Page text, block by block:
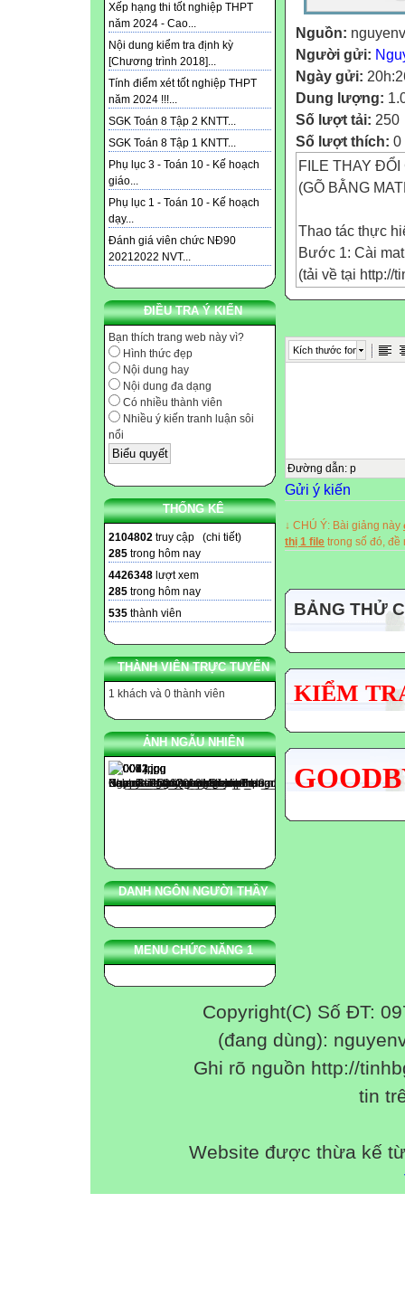
Xếp hạng thi tốt nghiệp THPT
năm 2024 - Cao...
Nội dung kiểm tra định kỳ
[Chương trình 2018]...
Tính điểm xét tốt nghiệp THPT
năm 2024 !!!...
SGK Toán 8 Tập 2 KNTT...
SGK Toán 8 Tập 1 KNTT...
Phụ lục 3 - Toán 10 - Kế hoạch
giáo...
Phụ lục 1 - Toán 10 - Kế hoạch
dạy...
Đánh giá viên chức NĐ90
20212022 NVT...
ĐIỀU TRA Ý KIẾN
Bạn thích trang web này vì?
Hình thức đẹp
Nội dung hay
Nội dung đa dạng
Có nhiều thành viên
Nhiều ý kiến tranh luận sôi
nổi
THỐNG KÊ
2104802 truy cập (chi tiết)
285 trong hôm nay
4426348 lượt xem
285 trong hôm nay
535 thành viên
THÀNH VIÊN TRỰC TUYẾN
1 khách và 0 thành viên
ẢNH NGẪU NHIÊN
DANH NGÔN NGƯỜI THẦY
MENU CHỨC NĂNG 1
Nguồn:
Người gửi:
Ngày gửi:
Dung lượng:
Số lượt tải: 250
Số lượt thích: 0
FILE THAY
(GÕ BẰNG
Thao tác thực
Bước 1: Cài
(tải về tại http://
Bước 2: Giải
Bước 3: Mở file
đổi.
phút và xem kết
Mọi chi tiết xin




----- The end -----
Kích thước font
Đường dẫn: p
Gửi ý kiến
↓ CHÚ Ý: Bài giảng này
thị 1 file trong số đó, đề
BẢNG THỬ
KIỂM
Copyright(C) Số ĐT:
(đang dùng):
Ghi rõ nguồn http://
tin
Website được thừa kế